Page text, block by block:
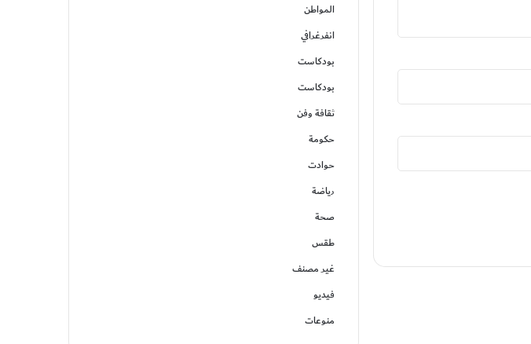
المواطن
انفرغرافي
بودكاست
بودكاست
ثقافة وفن
حكومة
حوادت
رياضة
صحة
طقس
غير مصنف
فيديو
منوعات